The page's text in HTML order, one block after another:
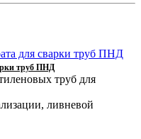
труб ПНД
труб для
ливневой